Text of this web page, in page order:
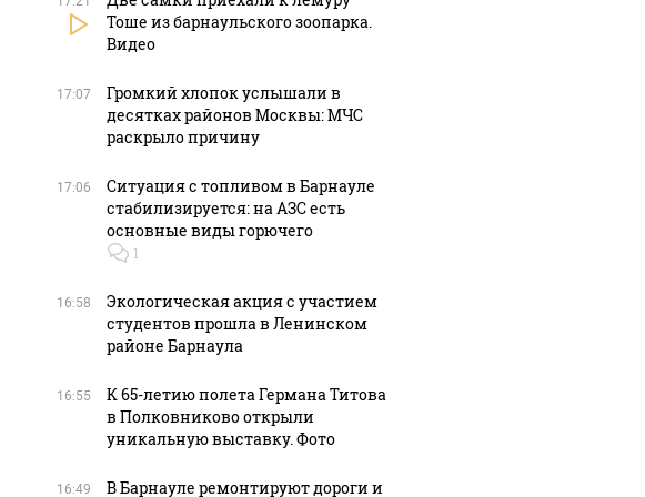
Тоше из барнаульского зоопарка.
Видео
17:07
Громкий хлопок услышали в
десятках районов Москвы: МЧС
раскрыло причину
17:06
Ситуация с топливом в Барнауле
стабилизируется: на АЗС есть
основные виды горючего
1
16:58
Экологическая акция с участием
студентов прошла в Ленинском
районе Барнаула
16:55
К 65-летию полета Германа Титова
в Полковниково открыли
уникальную выставку. Фото
16:49 В Барнауле ремонтируют дороги и